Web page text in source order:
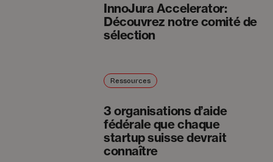
InnoJura Accelerator:
Découvrez notre comité de
sélection
Ressources
3 organisations d’aide
fédérale que chaque
startup suisse devrait
connaître